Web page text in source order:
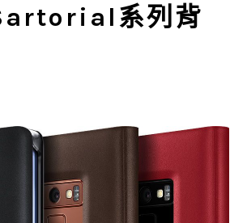
系列背